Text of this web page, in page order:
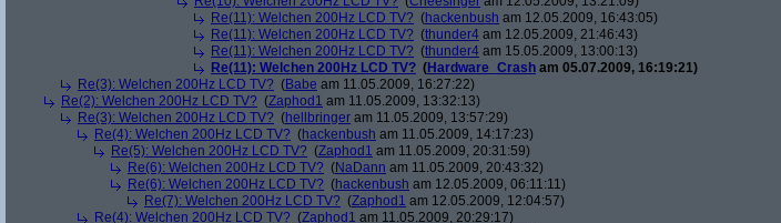
Re(11): Welchen 200Hz LCD TV? (hackenbush am 12.05.2009, 16:43:05)
Re(11): Welchen 200Hz LCD TV? (thunder4 am 12.05.2009, 21:46:43)
Re(11): Welchen 200Hz LCD TV? (thunder4 am 15.05.2009, 13:00:13)
Re(11): Welchen 200Hz LCD TV? (Hardware_Crash am 05.07.2009, 16:19:21)
Re(3): Welchen 200Hz LCD TV? (Babe am 11.05.2009, 16:27:22)
Re(2): Welchen 200Hz LCD TV? (Zaphod1 am 11.05.2009, 13:32:13)
Re(3): Welchen 200Hz LCD TV? (hellbringer am 11.05.2009, 13:57:29)
Re(4): Welchen 200Hz LCD TV? (hackenbush am 11.05.2009, 14:17:23)
Re(5): Welchen 200Hz LCD TV? (Zaphod1 am 11.05.2009, 20:31:59)
Re(6): Welchen 200Hz LCD TV? (NaDann am 11.05.2009, 20:43:32)
Re(6): Welchen 200Hz LCD TV? (hackenbush am 12.05.2009, 06:11:11)
Re(7): Welchen 200Hz LCD TV? (Zaphod1 am 12.05.2009, 12:04:57)
Re(4): Welchen 200Hz LCD TV? (Zaphod1 am 11.05.2009, 20:29:17)